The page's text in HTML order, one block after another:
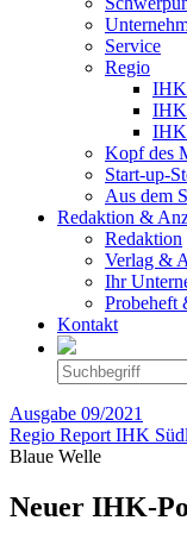
Service
Regio
IHK
IHK
IHK
Kopf des
Start-up-
Aus dem
Redaktion &
Redaktion
Verlag &
Ihr
Probeheft
Kontakt
Ausgabe 09/2021
Regio Report IHK
Blaue Welle
Neuer IHK-